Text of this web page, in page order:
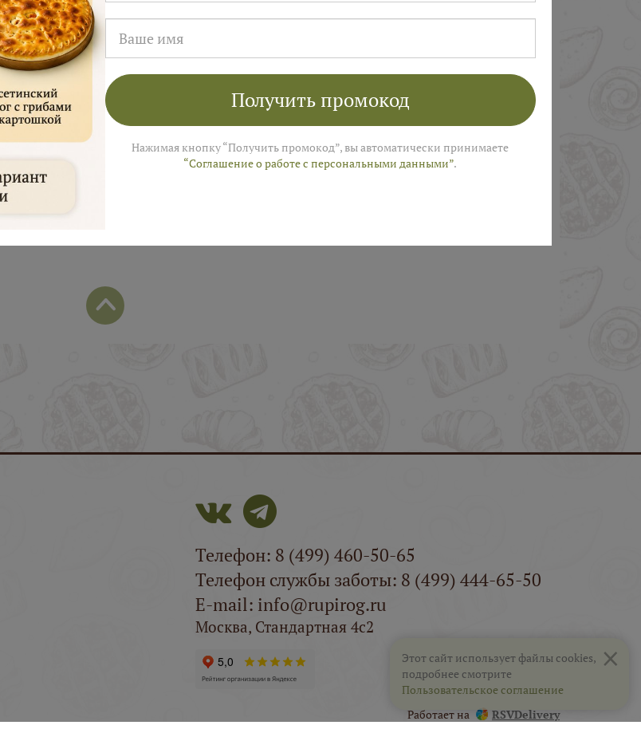
в августе!
для подарка в смс
ПОЛУЧИТЬ
позиции
Телефон: 8 (499) 460-50-65
Телефон службы заботы: 8 (499) 444-65-50
E-mail: info@rupirog.ru
Москва, Стандартная 4с2
Работает на RSVDelivery
Получить промокод
Нажимая кнопку “Получить промокод”, вы автоматически принимаете
“Соглашение о работе с персональными данными”.
×
Этот сайт использует файлы cookies,
подробнее смотрите
Пользовательское соглашение